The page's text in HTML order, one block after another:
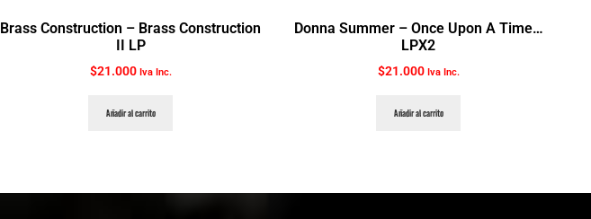
Brass Construction ‎– Brass Construction
II LP
$21.000 Iva Inc.
Añadir al carrito
Donna Summer ‎– Once Upon A Time…
LPX2
$21.000 Iva Inc.
Añadir al carrito